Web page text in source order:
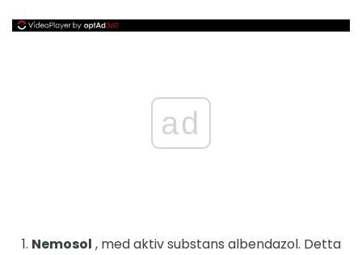
ad
Nemosol , med aktiv substans albendazol. Detta